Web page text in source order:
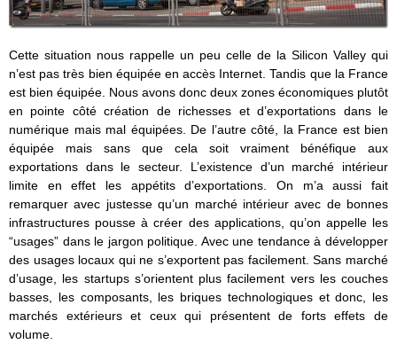
Cette situation nous rappelle un peu celle de la Silicon Valley qui
n’est pas très bien équipée en accès Internet. Tandis que la France
est bien équipée. Nous avons donc deux zones économiques plutôt
en pointe côté création de richesses et d’exportations dans le
numérique mais mal équipées. De l’autre côté, la France est bien
équipée mais sans que cela soit vraiment bénéfique aux
exportations dans le secteur. L’existence d’un marché intérieur
limite en effet les appétits d’exportations. On m’a aussi fait
remarquer avec justesse qu’un marché intérieur avec de bonnes
infrastructures pousse à créer des applications, qu’on appelle les
“usages” dans le jargon politique. Avec une tendance à développer
des usages locaux qui ne s’exportent pas facilement. Sans marché
d’usage, les startups s’orientent plus facilement vers les couches
basses, les composants, les briques technologiques et donc, les
marchés extérieurs et ceux qui présentent de forts effets de
volume.